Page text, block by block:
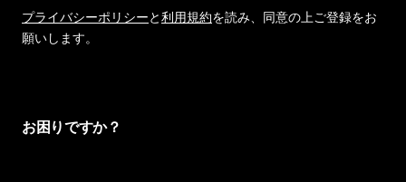
プライバシーポリシーと利用規約を読み、同意の上ご登録をお
願いします。
お困りですか？